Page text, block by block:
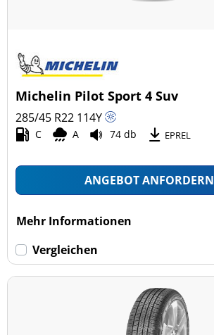
Michelin Pilot Sport 4 Suv
285/45 R22 114Y
C A 74 db EPREL
ANGEBOT ANFORDERN
Mehr Informationen
Vergleichen